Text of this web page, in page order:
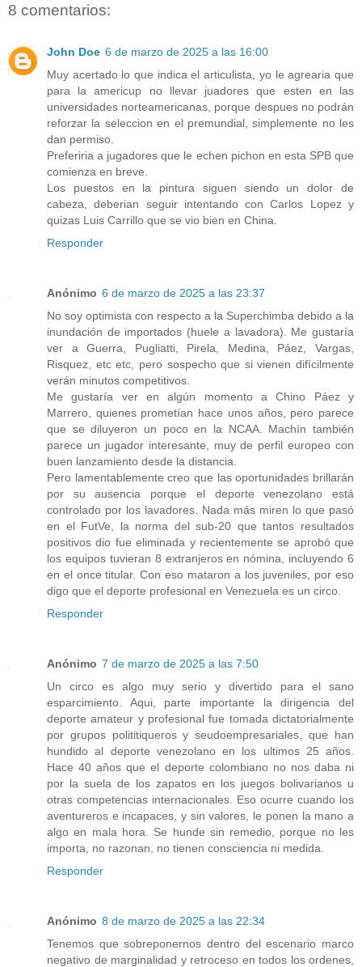
8 comentarios:
John Doe 6 de marzo de 2025 a las 16:00
Muy acertado lo que indica el articulista, yo le agrearia que
para la americup no llevar juadores que esten en las
universidades norteamericanas, porque despues no podrán
reforzar la seleccion en el premundial, simplemente no les
dan permiso.
Preferiria a jugadores que le echen pichon en esta SPB que
comienza en breve.
Los puestos en la pintura siguen siendo un dolor de
cabeza, deberian seguir intentando con Carlos Lopez y
quizas Luis Carrillo que se vio bien en China.
Responder
Anónimo 6 de marzo de 2025 a las 23:37
No soy optimista con respecto a la Superchimba debido a la
inundación de importados (huele a lavadora). Me gustaría
ver a Guerra, Pugliatti, Pirela, Medina, Páez, Vargas,
Risquez, etc etc, pero sospecho que si vienen difícilmente
verán minutos competitivos.
Me gustaría ver en algún momento a Chino Páez y
Marrero, quienes prometían hace unos años, pero parece
que se diluyeron un poco en la NCAA. Machín también
parece un jugador interesante, muy de perfil europeo con
buen lanzamiento desde la distancia.
Pero lamentablemente creo que las oportunidades brillarán
por su ausencia porque el deporte venezolano está
controlado por los lavadores. Nada más miren lo que pasó
en el FutVe, la norma del sub-20 que tantos resultados
positivos dio fue eliminada y recientemente se aprobó que
los equipos tuvieran 8 extranjeros en nómina, incluyendo 6
en el once titular. Con eso mataron a los juveniles, por eso
digo que el deporte profesional en Venezuela es un circo.
Responder
Anónimo 7 de marzo de 2025 a las 7:50
Un circo es algo muy serio y divertido para el sano
esparcimiento. Aqui, parte importante la dirigencia del
deporte amateur y profesional fue tomada dictatorialmente
por grupos polititiqueros y seudoempresariales, que han
hundido al deporte venezolano en los ultimos 25 años.
Hace 40 años que el deporte colombiano no nos daba ni
por la suela de los zapatos en los juegos bolivarianos u
otras competencias internacionales. Eso ocurre cuando los
aventureros e incapaces, y sin valores, le ponen la mano a
algo en mala hora. Se hunde sin remedio, porque no les
importa, no razonan, no tienen consciencia ni medida.
Responder
Anónimo 8 de marzo de 2025 a las 22:34
Tenemos que sobreponernos dentro del escenario marco
negativo de marginalidad y retroceso en todos los ordenes,